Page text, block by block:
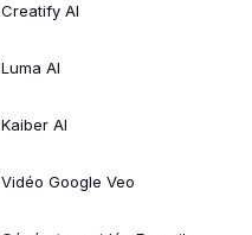
Creatify AI
Luma AI
Kaiber AI
Vidéo Google Veo